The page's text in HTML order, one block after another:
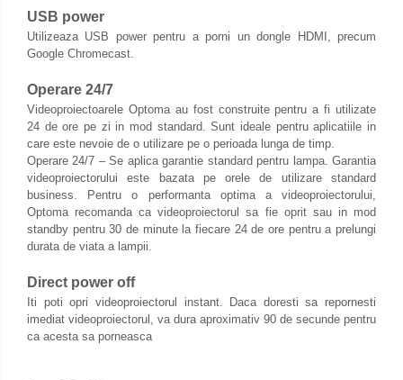
USB power
Utilizeaza USB power pentru a porni un dongle HDMI, precum
Google Chromecast.
Operare 24/7
Videoproiectoarele Optoma au fost construite pentru a fi utilizate
24 de ore pe zi in mod standard. Sunt ideale pentru aplicatiile in
care este nevoie de o utilizare pe o perioada lunga de timp.
Operare 24/7 – Se aplica garantie standard pentru lampa. Garantia
videoproiectorului este bazata pe orele de utilizare standard
business. Pentru o performanta optima a videoproiectorului,
Optoma recomanda ca videoproiectorul sa fie oprit sau in mod
standby pentru 30 de minute la fiecare 24 de ore pentru a prelungi
durata de viata a lampii.
Direct power off
Iti poti opri videoproiectorul instant. Daca doresti sa repornesti
imediat videoproiectorul, va dura aproximativ 90 de secunde pentru
ca acesta sa porneasca